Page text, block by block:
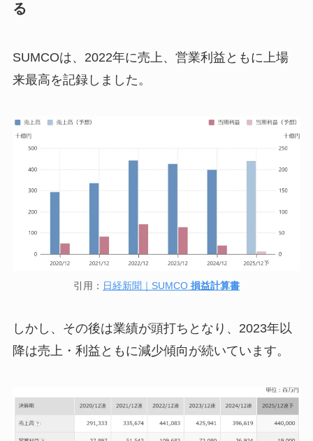
る
SUMCOは、2022年に売上、営業利益ともに上場
来最高を記録しました。
引用： 日経新聞｜SUMCO 損益計算書
しかし、その後は業績が頭打ちとなり、2023年以
降は売上・利益ともに減少傾向が続いています。